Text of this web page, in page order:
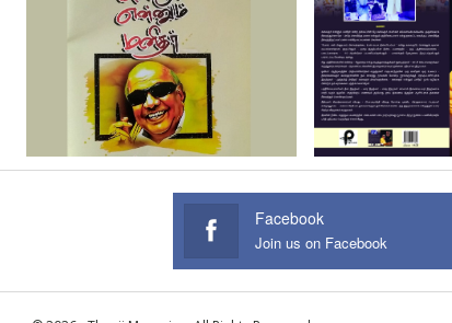
Facebook
Join us on Facebook